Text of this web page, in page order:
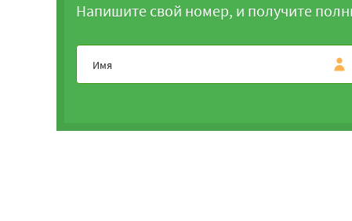
Напишите свой номер, и получите